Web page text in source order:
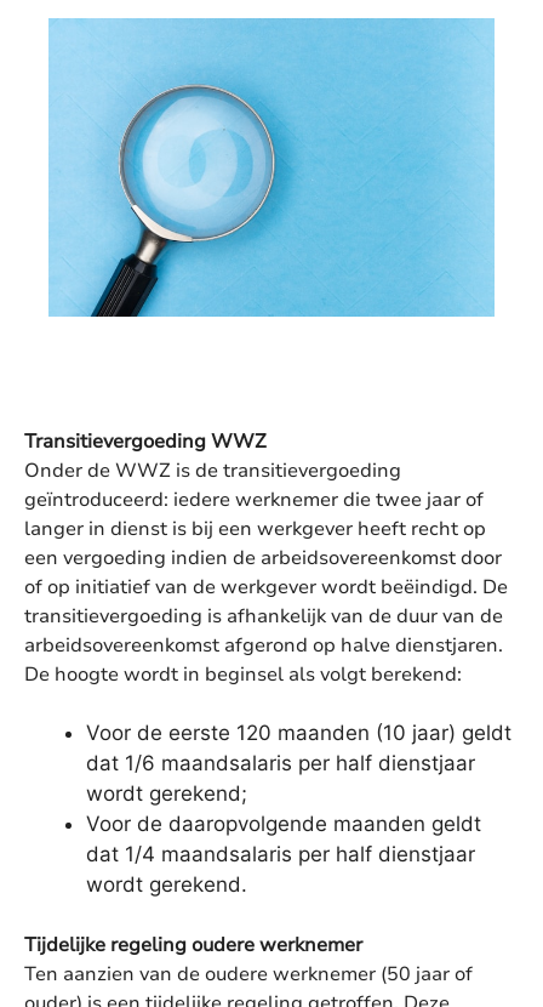
Transitievergoeding WWZ
Onder de WWZ is de transitievergoeding
geïntroduceerd: iedere werknemer die twee jaar of
langer in dienst is bij een werkgever heeft recht op
een vergoeding indien de arbeidsovereenkomst door
of op initiatief van de werkgever wordt beëindigd. De
transitievergoeding is afhankelijk van de duur van de
arbeidsovereenkomst afgerond op halve dienstjaren.
De hoogte wordt in beginsel als volgt berekend:
Voor de eerste 120 maanden (10 jaar) geldt
dat 1/6 maandsalaris per half dienstjaar
wordt gerekend;
Voor de daaropvolgende maanden geldt
dat 1/4 maandsalaris per half dienstjaar
wordt gerekend.
Tijdelijke regeling oudere werknemer
Ten aanzien van de oudere werknemer (50 jaar of